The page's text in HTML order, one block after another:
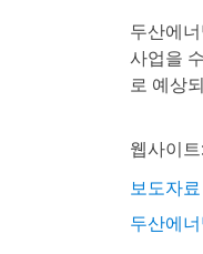
두산에
사업을
로 예상
웹사이트:
보도자
두산에